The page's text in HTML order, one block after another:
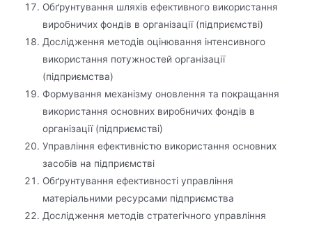
Обґрунтування шляхів ефективного використання
виробничих фондів в організації (підприємстві)
Дослідження методів оцінювання інтенсивного
використання потужностей організації
(підприємства)
Формування механізму оновлення та покращання
використання основних виробничих фондів в
організації (підприємстві)
Управління ефективністю використання основних
засобів на підприємстві
Обґрунтування ефективності управління
матеріальними ресурсами підприємства
Дослідження методів стратегічного управління